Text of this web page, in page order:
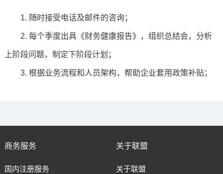
1. 随时接受电话及邮件的咨询；
2. 每个季度出具《财务健康报告》，组织总结会，分析
上阶段问题，制定下阶段计划；
3. 根据业务流程和人员架构，帮助企业套用政策补贴；
商务服务
国内注册服务
关于联盟
关于联盟